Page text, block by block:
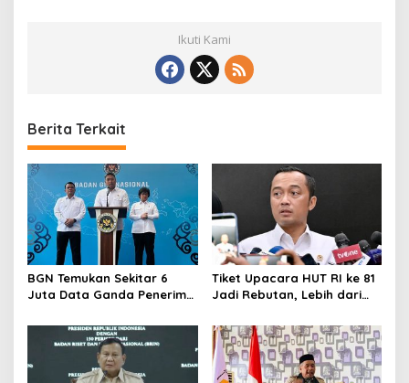
Ikuti Kami
Berita Terkait
BGN Temukan Sekitar 6
Juta Data Ganda Penerima
Sudaryono
Tiket Upacara HUT RI ke 81
Jadi Rebutan, Lebih dari
dalam Sehari